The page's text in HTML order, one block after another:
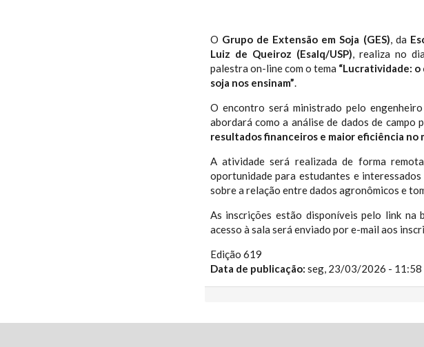
O Grupo de Extensão em Soja (GES), da
Luiz de Queiroz (Esalq/USP), realiza no dia
palestra on-line com o tema “Lucratividade: o
soja nos ensinam”.
O encontro será ministrado pelo
abordará como a análise de dados de campo
resultados financeiros e maior eficiência no
A atividade será realizada de forma
oportunidade para estudantes e
sobre a relação entre dados agronômicos e
As inscrições estão disponíveis pelo link
acesso à sala será enviado por e-mail aos
Edição 619
Data de publicação: seg, 23/03/2026 - 11:58